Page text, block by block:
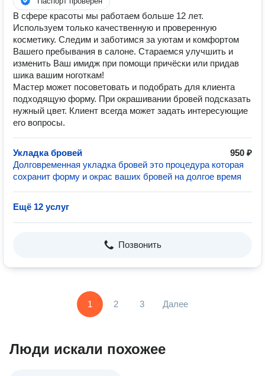
В сфере красоты мы работаем больше 12 лет.
Используем только качественную и проверенную
косметику. Следим и заботимся за уютам и комфортом
Вашего пребывания в салоне. Стараемся улучшить и
изменить Ваш имидж при помощи причёски или придав
шика вашим ноготкам!
Мастер может посоветовать и подобрать для клиента
подходящую форму. При окрашивании бровей подсказать
нужный цвет. Клиент всегда может задать интересующие
его вопросы.
Укладка бровей
950 ₽
Долговременная укладка бровей это процедура которая
сохранит форму и окрас ваших бровей на долгое время
Ещё 12 услуг
Позвонить
1 2 3 Далее
Люди искали похожее